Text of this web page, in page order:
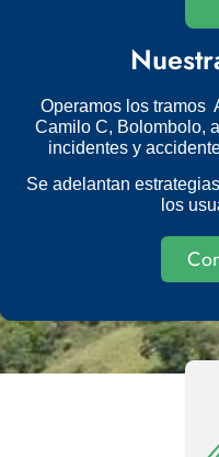
Operamos los tramos
Camilo C, Bolombolo,
incidentes y
Se adelantan
los